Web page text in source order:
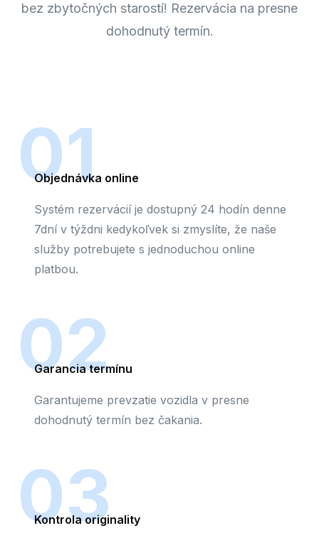
bez zbytočných starostí! Rezervácia na presne
dohodnutý termín.
01
Objednávka online
Systém rezervácií je dostupný 24 hodín denne
7dní v týždni kedykoľvek si zmyslíte, že naše
služby potrebujete s jednoduchou online
platbou.
02
Garancia termínu
Garantujeme prevzatie vozidla v presne
dohodnutý termín bez čakania.
03
Kontrola originality